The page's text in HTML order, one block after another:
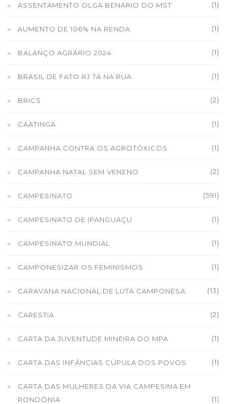
ASSENTAMENTO OLGA BENÁRIO DO MST (1)
AUMENTO DE 106% NA RENDA (1)
BALANÇO AGRÁRIO 2024 (1)
BRASIL DE FATO RJ TÁ NA RUA (1)
BRICS (2)
CAATINGA (1)
CAMPANHA CONTRA OS AGROTÓXICOS (1)
CAMPANHA NATAL SEM VENENO (2)
CAMPESINATO (591)
CAMPESINATO DE IPANGUAÇU (1)
CAMPESINATO MUNDIAL (1)
CAMPONESIZAR OS FEMINISMOS (1)
CARAVANA NACIONAL DE LUTA CAMPONESA (13)
CARESTIA (2)
CARTA DA JUVENTUDE MINEIRA DO MPA (1)
CARTA DAS INFÂNCIAS CÚPULA DOS POVOS (1)
CARTA DAS MULHERES DA VIA CAMPESINA EM
RONDÔNIA
(1)